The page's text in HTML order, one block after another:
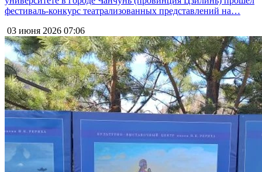
фестиваль-конкурс театрализованных представлений на…
03 июня 2026 07:06